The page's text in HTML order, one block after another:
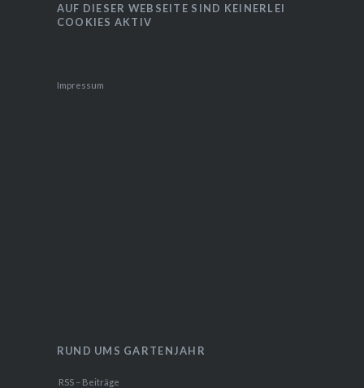
AUF DIESER WEBSEITE SIND KEINERLEI
COOKIES AKTIV
Impressum
RUND UMS GARTENJAHR
RSS – Beiträge